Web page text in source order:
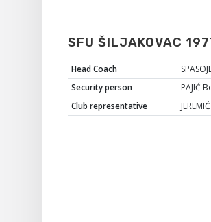
SFU ŠILJAKOVAC
Head Coach
Security person
PAJIĆ
Club representative